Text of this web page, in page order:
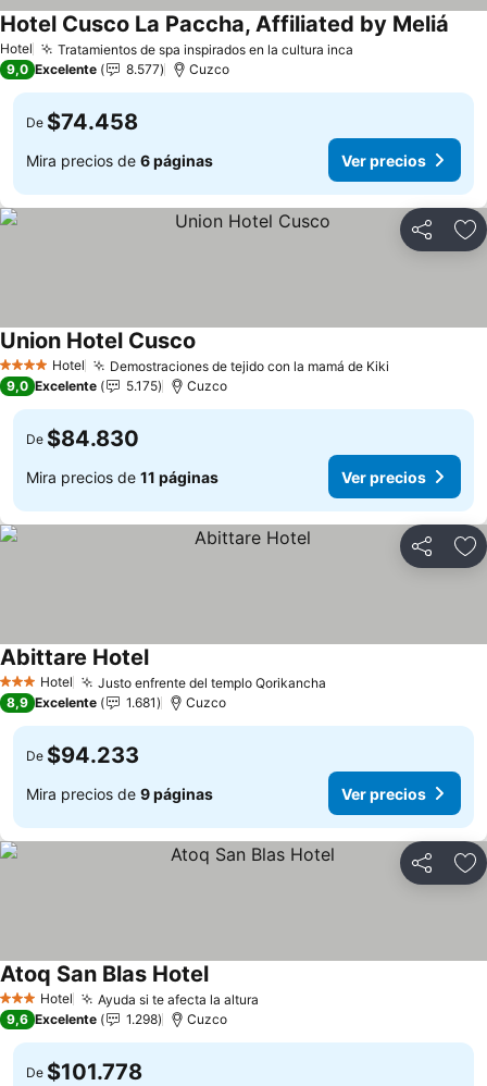
Hotel Tratamientos de spa inspirados en la cultura inca
Hotel Cusco La Paccha, Affiliated by Meliá
9,0 Excelente 8.577 Cuzco
De $74.458
Mira precios de 6 páginas Ver precios
Compartir
4 EstrellasHotel Demostraciones de tejido con la mamá de Kiki
Union Hotel Cusco
9,0 Excelente 5.175 Cuzco
De $84.830
Mira precios de 11 páginas Ver precios
Compartir
3 Estrellas
Hotel Justo enfrente del templo Qorikancha
Abittare HotelVer precios
8,9 Excelente 1.681 Cuzco
De $94.233
Mira precios de 9 páginas Ver precios
Compartir
3 Estrellas
Hotel Ayuda si te afecta la altura
Atoq San Blas HotelVer precios
9,6 Excelente 1.298 Cuzco
De $101.778